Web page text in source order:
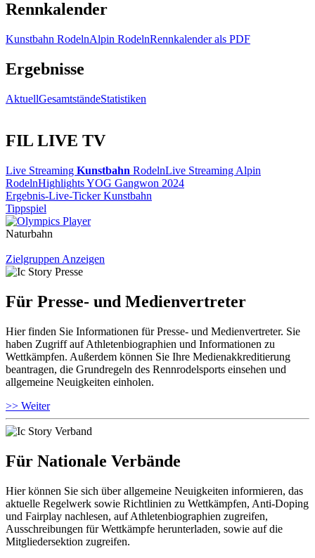
Rennkalender
Kunstbahn RodelnAlpin RodelnRennkalender als PDF
Ergebnisse
AktuellGesamtständeStatistiken
FIL LIVE TV
Live Streaming Kunstbahn RodelnLive Streaming Alpin
RodelnHighlights YOG Gangwon 2024
Ergebnis-Live-Ticker Kunstbahn
Tippspiel
Naturbahn
Zielgruppen Anzeigen
Für Presse- und Medienvertreter
Hier finden Sie Informationen für Presse- und Medienvertreter. Sie
haben Zugriff auf Athletenbiographien und Informationen zu
Wettkämpfen. Außerdem können Sie Ihre Medienakkreditierung
beantragen, die Grundregeln des Rennrodelsports einsehen und
allgemeine Neuigkeiten einholen.
>> Weiter
Für Nationale Verbände
Hier können Sie sich über allgemeine Neuigkeiten informieren, das
aktuelle Regelwerk sowie Richtlinien zu Wettkämpfen, Anti-Doping
und Fairplay nachlesen, auf Athletenbiographien zugreifen,
Ausschreibungen für Wettkämpfe herunterladen, sowie auf die
Mitgliedersektion zugreifen.